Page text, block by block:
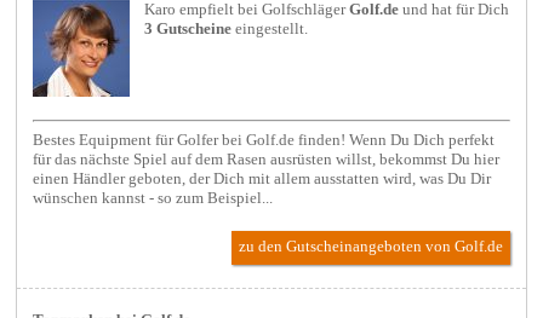
Karo empfielt beiGolfschläger Golf.de und hat für Dich
3 Gutscheine eingestellt.
Bestes Equipment für Golfer bei Golf.de finden! Wenn Du Dich perfekt
für das nächste Spiel auf dem Rasen ausrüsten willst, bekommst Du hier
einen Händler geboten, der Dich mit allem ausstatten wird, was Du Dir
wünschen kannst - so zum Beispiel...
zu den Gutscheinangeboten von Golf.de